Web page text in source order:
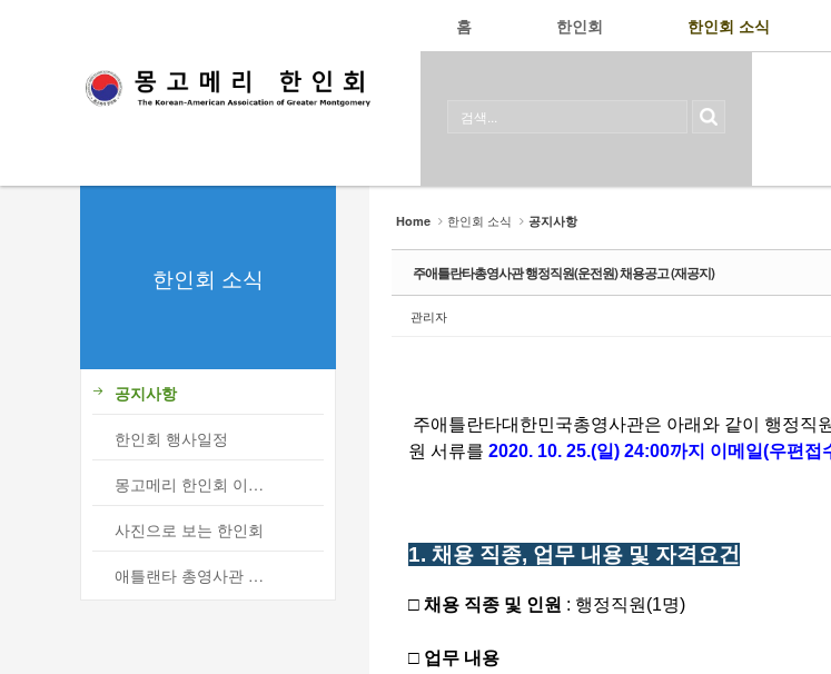
홈 한인회 한인회 소식
한인회 소식
공지사항
한인회 행사일정
몽고메리 한인회 이모저모
사진으로 보는 한인회
애틀랜타 총영사관 소식
Home 한인회 소식 공지사항
주애틀란타총영사관 행정직원(운전원) 채용공고 (재공지)
관리자
주애틀란타대한민국총영사관은 아래와 같이 행정직
원 서류를 2020. 10. 25.(일) 24:00까지 이메일(우편접
1. 채용 직종, 업무 내용 및 자격요건
□ 채용 직종 및 인원 : 행정직원(1명)
□ 업무 내용
- 애틀랜타 총영사관 소식
한인회 커뮤니티
한인 회원&협찬사
Sketchbook5, 스케치북5
Sketchbook5, 스케치북5